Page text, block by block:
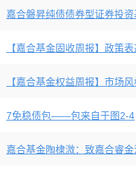
嘉合磐昇纯债债券型证券投
【嘉合基金固收周报】政策
【嘉合基金权益周报】市场
7免稳债包——包来自于图2-4
嘉合基金陶棣溦：致嘉合睿